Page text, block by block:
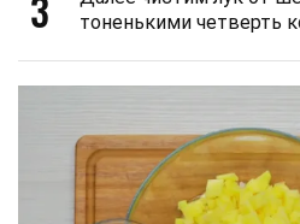
тоненькими четверть